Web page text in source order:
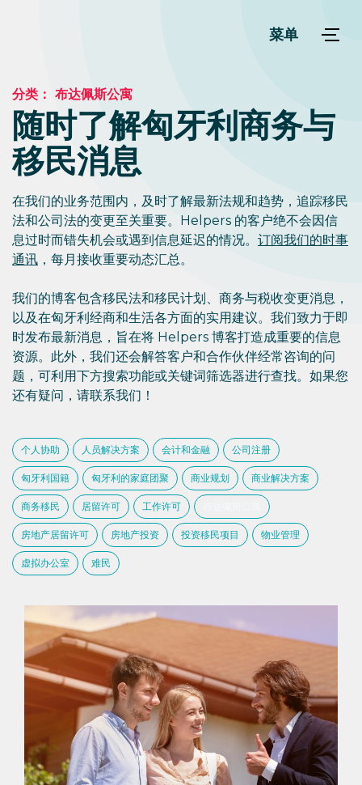
菜单
分类： 布达佩斯公寓
随时了解匈牙利商务与
移民消息
在我们的业务范围内，及时了解最新法规和趋势，追踪移民
法和公司法的变更至关重要。Helpers 的客户绝不会因信
息过时而错失机会或遇到信息延迟的情况。 订阅我们的时事
通讯 ，每月接收重要动态汇总。
我们的博客包含移民法和移民计划、商务与税收变更消息，
以及在匈牙利经商和生活各方面的实用建议。我们致力于即
时发布最新消息，旨在将 Helpers 博客打造成重要的信息
资源。此外，我们还会解答客户和合作伙伴经常咨询的问
题，可利用下方搜索功能或关键词筛选器进行查找。如果您
还有疑问，请联系我们！
个人协助 人员解决方案 会计和金融 公司注册
匈牙利国籍 匈牙利的家庭团聚 商业规划 商业解决方案
商务移民 居留许可 工作许可
房地产居留许可 房地产投资 投资移民项目 物业管理
虚拟办公室 难民